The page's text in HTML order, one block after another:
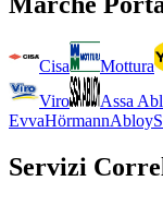
Cisa Mottura
Viro
Assa
EvvaHörmannAbloy
Servizi